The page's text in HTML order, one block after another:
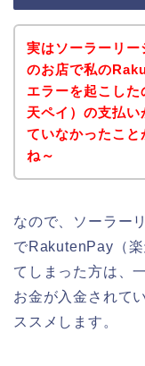
実はソーラーリー
のお店で私の
エラーを起こし
天ペイ）の支払い
ていなかったこと
ね～
なので、ソーラー
でRakutenPay（
てしまった方は、
お金が入金されて
ススメします。